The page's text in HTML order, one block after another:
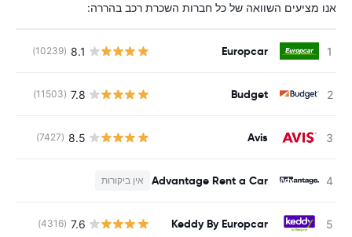
אנו מציעים השוואה של כל חברות השכרת רכב בהררה:
Europcar
8.1
(10239)
Budget
7.8
(11503)
Avis
8.5
(7427)
Advantage Rent a Car אין ביקורות
Keddy By Europcar
7.6
(4316)